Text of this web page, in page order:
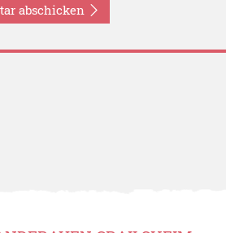
abschicken